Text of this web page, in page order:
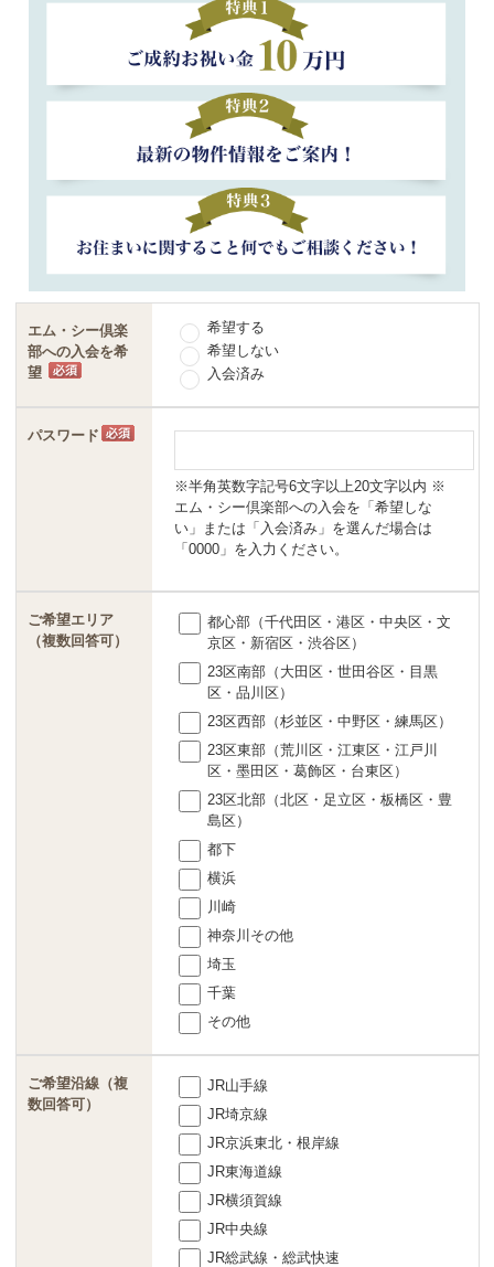
エム・シー倶楽
部への入会を希
望
希望する
希望しない
入会済み
パスワード
※半角英数字記号6文字以上20文字以内 ※
エム・シー倶楽部への入会を「希望しな
い」または「入会済み」を選んだ場合は
「0000」を入力ください。
ご希望エリア
（複数回答可）
都心部（千代田区・港区・中央区・文
京区・新宿区・渋谷区）
23区南部（大田区・世田谷区・目黒
区・品川区）
23区西部（杉並区・中野区・練馬区）
23区東部（荒川区・江東区・江戸川
区・墨田区・葛飾区・台東区）
23区北部（北区・足立区・板橋区・豊
島区）
都下
横浜
川崎
神奈川その他
埼玉
千葉
その他
ご希望沿線（複
数回答可）
JR山手線
JR埼京線
JR京浜東北・根岸線
JR東海道線
JR横須賀線
JR中央線
JR総武線・総武快速